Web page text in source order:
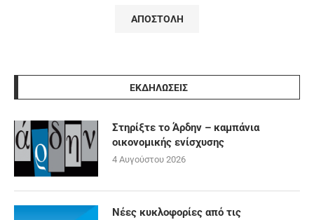
ΕΚΔΗΛΩΣΕΙΣ
Στηρίξτε το Άρδην – καμπάνια
οικονομικής ενίσχυσης
4 Αυγούστου 2026
Νέες κυκλοφορίες από τις